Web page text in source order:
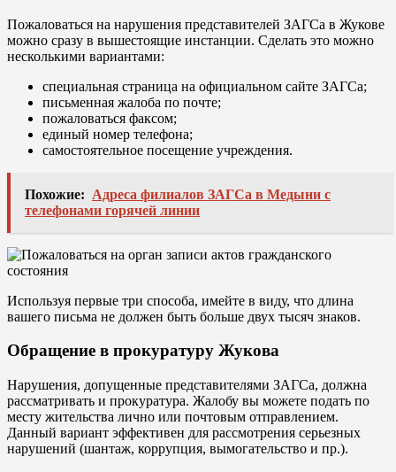
Пожаловаться на нарушения представителей ЗАГСа в Жукове
можно сразу в вышестоящие инстанции. Сделать это можно
несколькими вариантами:
специальная страница на официальном сайте ЗАГСа;
письменная жалоба по почте;
пожаловаться факсом;
единый номер телефона;
самостоятельное посещение учреждения.
Похожие: Адреса филиалов ЗАГСа в Медыни с
телефонами горячей линии
Используя первые три способа, имейте в виду, что длина
вашего письма не должен быть больше двух тысяч знаков.
Обращение в прокуратуру Жукова
Нарушения, допущенные представителями ЗАГСа, должна
рассматривать и прокуратура. Жалобу вы можете подать по
месту жительства лично или почтовым отправлением.
Данный вариант эффективен для рассмотрения серьезных
нарушений (шантаж, коррупция, вымогательство и пр.).